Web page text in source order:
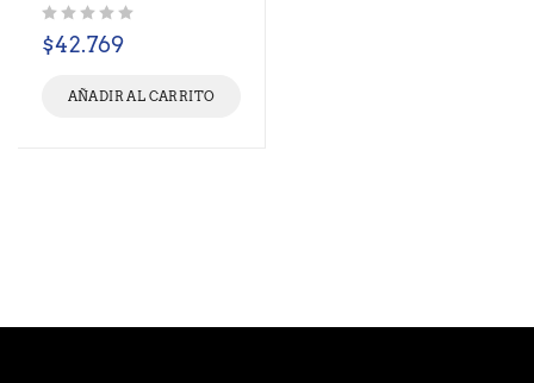
$42.769
AÑADIR AL CARRITO